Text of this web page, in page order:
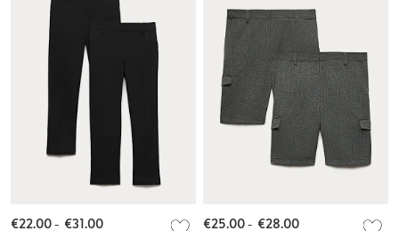
€22.00- €31.00 €25.00- €28.00